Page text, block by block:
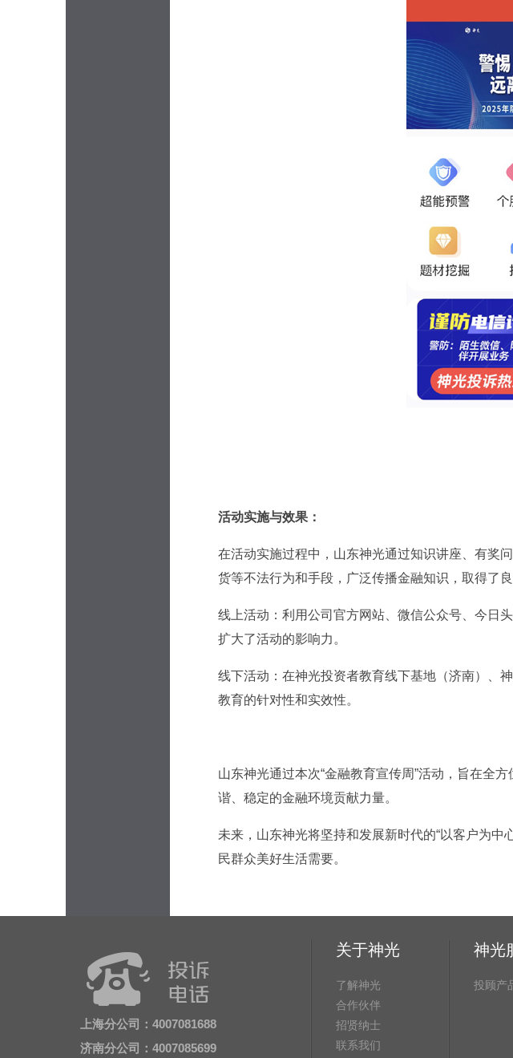
活动实施与效果：
在活动实施过程中，山东神光通过知识讲座、有奖
货等不法行为和手段，广泛传播金融知识，取得了良
线上活动：利用公司官方网站、微信公众号、今日
扩大了活动的影响力。
线下活动：在神光投资者教育线下基地（济南）、
教育的针对性和实效性。
山东神光通过本次“金融教育宣传周”活动，旨在全
谐、稳定的金融环境贡献力量。
未来，山东神光将坚持和发展新时代的“以客户为
民群众美好生活需要。
上海分公司：4007081688
济南分公司：4007085699
关于神光
了解神光
合作伙伴
招贤纳士
联系我们
神光
投顾产